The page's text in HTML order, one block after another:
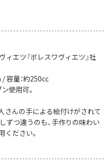
エツ『ボレスワヴィエツ』社
容量：約250cc
使用可。
さんの手による絵付けがされて
ずつ違うのも、手作りの味わい
ください。